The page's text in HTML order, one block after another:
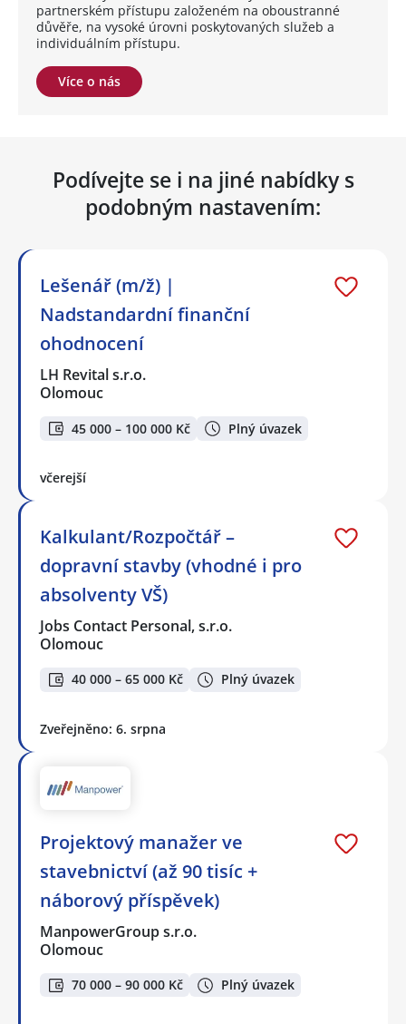
partnerském přístupu založeném na oboustranné
důvěře, na vysoké úrovni poskytovaných služeb a
individuálním přístupu.
Více o nás
Podívejte se i na jiné nabídky s
podobným nastavením:
Lešenář (m/ž) |
Nadstandardní finanční
ohodnocení
LH Revital s.r.o.
Olomouc
45 000 – 100 000 Kč Plný úvazek
včerejší
Kalkulant/Rozpočtář –
dopravní stavby (vhodné i pro
absolventy VŠ)
Jobs Contact Personal, s.r.o.
Olomouc
40 000 – 65 000 Kč Plný úvazek
Zveřejněno: 6. srpna
Projektový manažer ve
stavebnictví (až 90 tisíc +
náborový příspěvek)
ManpowerGroup s.r.o.
Olomouc
70 000 – 90 000 Kč Plný úvazek